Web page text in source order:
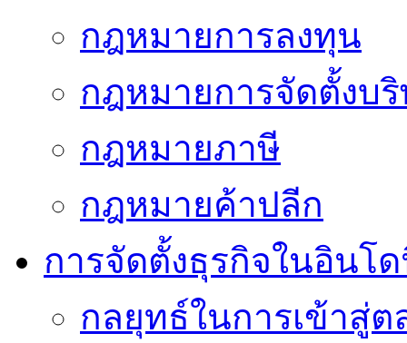
กฎหมายการลงทุน
กฎหมายการจัดตั้งบ
กฎหมายภาษี
กฎหมายค้าปลีก
การจัดตั้งธุรกิจในอินโ
กลยุทธ์ในการเข้าสู่